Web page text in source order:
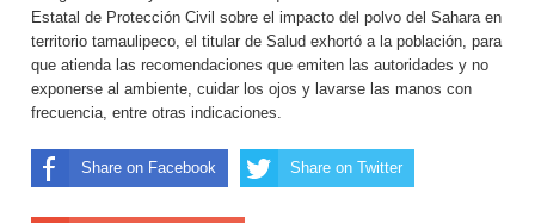
Estatal de Protección Civil sobre el impacto del polvo del Sahara en
territorio tamaulipeco, el titular de Salud exhortó a la población, para
que atienda las recomendaciones que emiten las autoridades y no
exponerse al ambiente, cuidar los ojos y lavarse las manos con
frecuencia, entre otras indicaciones.
Share on Facebook Share on Twitter